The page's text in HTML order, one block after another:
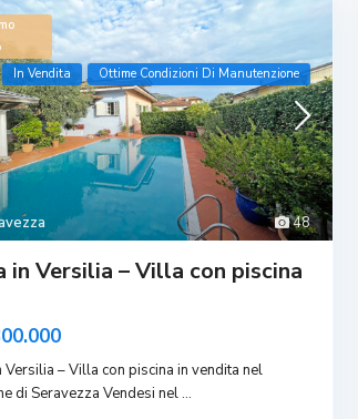
48
In Vendita
Ottime Condizioni Di Manutenzione
in Versilia – Villa con piscina
Versilia – Villa con piscina in vendita nel
di Seravezza Vendesi nel...